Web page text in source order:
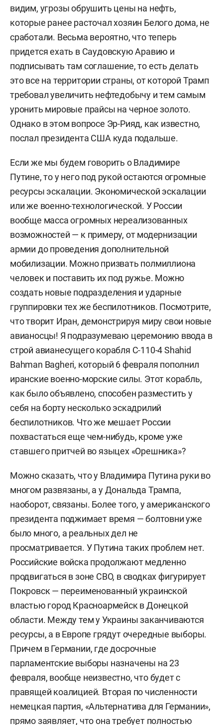
видим, угрозы обрушить цены на нефть,
которые ранее расточал хозяин Белого дома, не
сработали. Весьма вероятно, что теперь
придется ехать в Саудовскую Аравию и
подписывать там соглашение, то есть делать
это все на территории страны, от которой Трамп
требовал увеличить нефтедобычу и тем самым
уронить мировые прайсы на черное золото.
Однако в этом вопросе Эр-Рияд, как известно,
послал президента США куда подальше.
Если же мы будем говорить о Владимире
Путине, то у него под рукой остаются огромные
ресурсы эскалации. Экономической эскалации
или же военно-технологической. У России
вообще масса огромных нереализованных
возможностей — к примеру, от модернизации
армии до проведения дополнительной
мобилизации. Можно призвать полмиллиона
человек и поставить их под ружье. Можно
создать новые подразделения и ударные
группировки тех же беспилотников. Посмотрите,
что творит Иран, демонстрируя миру свои новые
авианосцы! Я подразумеваю церемонию ввода в
строй авианесущего корабля C-110-4 Shahid
Bahman Bagheri, который 6 февраля пополнил
иранские военно-морские силы. Этот корабль,
как было объявлено, способен разместить у
себя на борту несколько эскадрилий
беспилотников. Что же мешает России
похвастаться еще чем-нибудь, кроме уже
ставшего притчей во языцех «Орешника»?
Можно сказать, что у Владимира Путина руки во
многом развязаны, а у Дональда Трампа,
наоборот, связаны. Более того, у американского
президента поджимает время — болтовни уже
было много, а реальных дел не
просматривается. У Путина таких проблем нет.
Российские войска продолжают медленно
продвигаться в зоне СВО, в сводках фигурирует
Покровск — переименованный украинской
властью город Красноармейск в Донецкой
области. Между тем у Украины заканчиваются
ресурсы, а в Европе грядут очередные выборы.
Причем в Германии, где досрочные
парламентские выборы назначены на 23
февраля, вообще неизвестно, что будет с
правящей коалицией. Вторая по численности
немецкая партия, «Альтернатива для Германии»,
прямо заявляет, что она требует полностью